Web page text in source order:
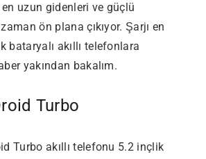
en uzun gidenleri ve güçlü
ön plana çıkıyor. Şarjı en
bataryalı akıllı telefonlara
yakından bakalım.
Turbo
Turbo akıllı telefonu 5.2 inçlik